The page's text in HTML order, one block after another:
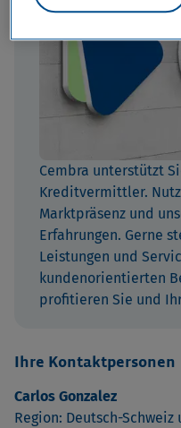
Cembra unterstützt
Kreditvermittler.
Marktpräsenz und
Erfahrungen. Gerne
Leistungen und
kundenorientierten
profitieren Sie und
Ihre Kontaktpersonen
Carlos Gonzalez
Region: Deutsch-Schweiz